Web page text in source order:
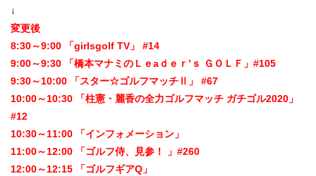
↓
変更後
8:30～9:00 「girlsgolf TV」 #14
9:00～9:30 「橋本マナミのＬｅaｄｅｒ’ｓ ＧＯＬＦ」#105
9:30～10:00 「スター☆ゴルフマッチⅡ」 #67
10:00～10:30 「柱憲・麗香の全力ゴルフマッチ ガチゴル2020」
#12
10:30～11:00 「インフォメーション」
11:00～12:00 「ゴルフ侍、見参！ 」#260
12:00～12:15 「ゴルフギアQ」